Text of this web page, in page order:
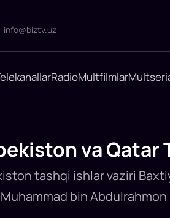
info@biztv.uz
RadioMultfilmlar
va Qatar
tashqi ishlar vaziri
bin